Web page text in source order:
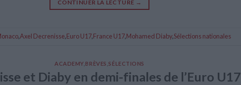
CONTINUER LA LECTURE →
,Axel Decrenisse,Euro U17,France U17,Mohamed Diaby,Sélections nationales
ACADEMY, BRÈVES ,SÉLECTIONS
et Diaby en demi-finales de l’Euro U17